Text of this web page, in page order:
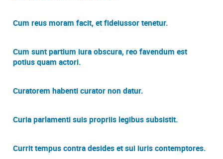
Cum reus moram facit, et fideiussor tenetur.
Cum sunt partium iura obscura, reo favendum est
potius quam actori.
Curatorem habenti curator non datur.
Curia parlamenti suis propriis legibus subsistit.
Currit tempus contra desides et sui iuris contemptores.